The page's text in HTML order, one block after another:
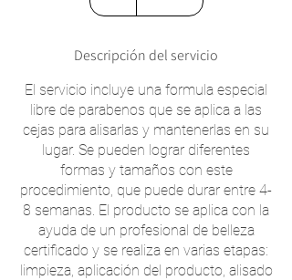
Descripción del servicio
El servicio incluye una formula especial
libre de parabenos que se aplica a las
cejas para alisarlas y mantenerlas en su
lugar. Se pueden lograr diferentes
formas y tamaños con este
procedimiento, que puede durar entre 4-
8 semanas. El producto se aplica con la
ayuda de un profesional de belleza
certificado y se realiza en varias etapas:
limpieza, aplicación del producto, alisado